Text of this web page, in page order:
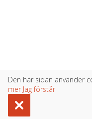
Den här sidan använder
mer Jag förstår